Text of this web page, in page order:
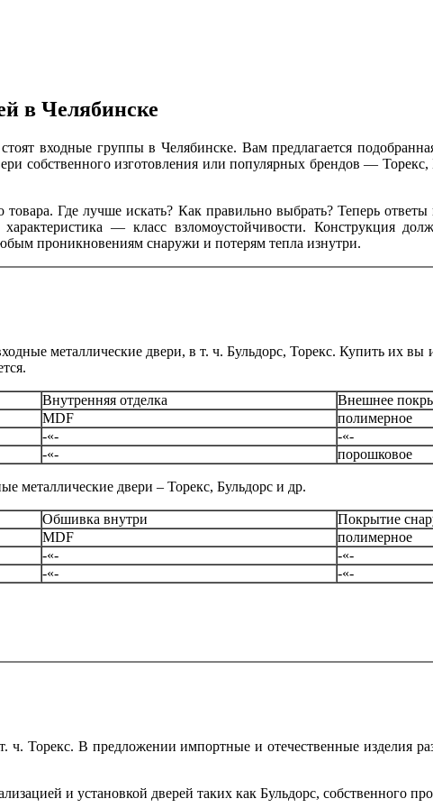
в Челябинске
входные группы в Челябинске. Вам предлагается
собственного изготовления или популярных брендов —
Где лучше искать? Как правильно выбрать? Теперь
— класс взломоустойчивости. Конструкция
проникновениям снаружи и потерям тепла изнутри.
металлические двери, в т. ч. Бульдорс, Торекс. Купить их
Внутренняя отделка Внешнее
MDF полимерное
-«- -«-
-«- порошковое
металлические двери – Торекс, Бульдорс и др.
Обшивка внутри Покрытие
MDF полимерное
-«- -«-
-«- -«-
т. ч. Торекс. В предложении импортные и отечественные
и установкой дверей таких как Бульдорс, собственного